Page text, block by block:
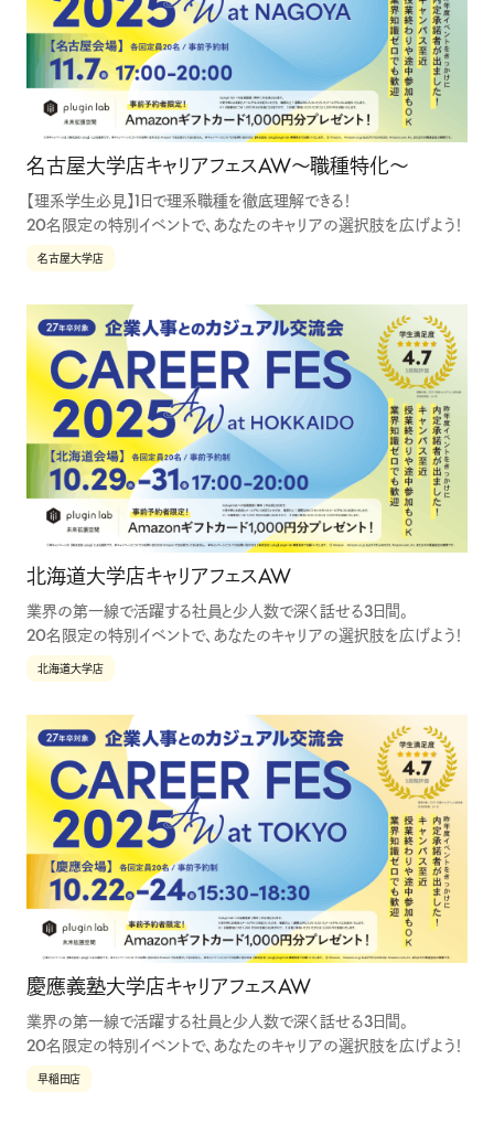
名古屋大学店キャリアフェスAW〜職種特化〜
【理系学生必見】1日で理系職種を徹底理解できる！
20名限定の特別イベントで、あなたのキャリアの選択肢を広げよう！
名古屋大学店
北海道大学店キャリアフェスAW
業界の第一線で活躍する社員と少人数で深く話せる3日間。
20名限定の特別イベントで、あなたのキャリアの選択肢を広げよう！
北海道大学店
慶應義塾大学店キャリアフェスAW
業界の第一線で活躍する社員と少人数で深く話せる3日間。
20名限定の特別イベントで、あなたのキャリアの選択肢を広げよう！
早稲田店